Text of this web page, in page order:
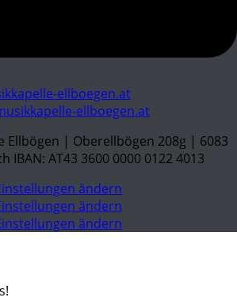
ellboegen.at
ellboegen.at
Ellbögen | Oberellbögen 208g | 6083
IBAN: AT43 3600 0000 0122 4013
ändern
ändern
ändern